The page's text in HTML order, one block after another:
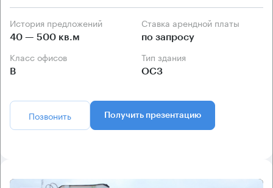
История предложений
40 — 500 кв.м
Ставка арендной платы
по запросу
Класс офисов
B
Тип здания
ОСЗ
Позвонить Получить презентацию